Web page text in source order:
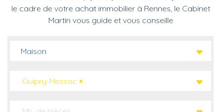
le cadre de votre achat immobilier à Rennes, le Cabinet
Martin vous guide et vous conseille
Maison
×
Guipry-Messac